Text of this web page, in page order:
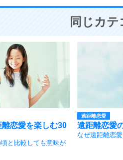
同じカ
恋愛を楽しむ30
と比較しても意味が
遠距離恋愛
遠距離恋愛
なぜ遠距離恋愛